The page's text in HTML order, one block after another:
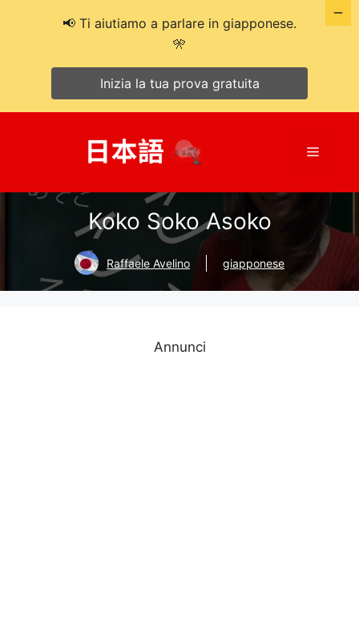
Menù
Koko Soko Asoko
Raffaele Avelino giapponese
Annunci
📢 Ti aiutiamo a parlare in giapponese.
🎌
Inizia la tua prova gratuita